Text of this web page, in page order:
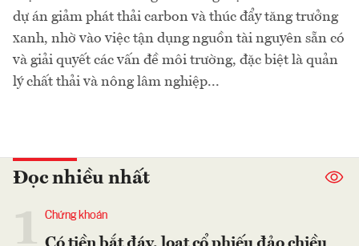
dự án giảm phát thải carbon và thúc đẩy tăng trưởng
xanh, nhờ vào việc tận dụng nguồn tài nguyên sẵn có
và giải quyết các vấn đề môi trường, đặc biệt là quản
lý chất thải và nông lâm nghiệp...
Đọc nhiều nhất
Chứng khoán